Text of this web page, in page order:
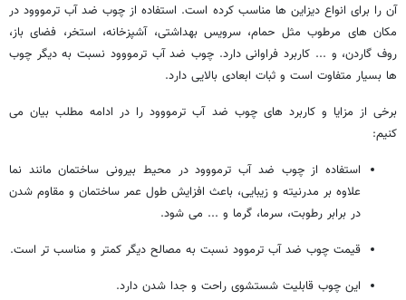
آن را برای انواع دیزاین ها مناسب کرده است. استفاده از چوب ضد آب ترمووود در
مکان های مرطوب مثل حمام، سرویس بهداشتی، آشپزخانه، استخر، فضای باز،
روف گاردن، و ... کاربرد فراوانی دارد. چوب ضد آب ترمووود نسبت به دیگر چوب
ها بسیار متفاوت است و ثبات ابعادی بالایی دارد.
برخی از مزایا و کاربرد های چوب ضد آب ترمووود را در ادامه مطلب بیان می
کنیم:
استفاده از چوب ضد آب ترمووود در محیط بیرونی ساختمان مانند نما
علاوه بر مدرنیته و زیبایی، باعث افزایش طول عمر ساختمان و مقاوم شدن
در برابر رطوبت، سرما، گرما و ... می شود.
قیمت چوب ضد آب ترموود نسبت به مصالح دیگر کمتر و مناسب تر است.
این چوب قابلیت شستشوی راحت و جدا شدن دارد.